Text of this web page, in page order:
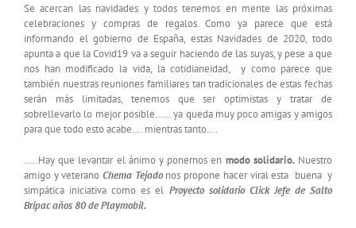
Se acercan las navidades y todos tenemos en mente las próximas
celebraciones y compras de regalos. Como ya parece que está
informando el gobierno de España, estas Navidades de 2020, todo
apunta a que la Covid19 va a seguir haciendo de las suyas, y pese a que
nos han modificado la vida, la cotidianeidad, y como parece que
también nuestras reuniones familiares tan tradicionales de estas fechas
serán más limitadas, tenemos que ser optimistas y tratar de
sobrellevarlo lo mejor posible…… ya queda muy poco amigas y amigos
para que todo esto acabe…. mientras tanto….
…..Hay que levantar el ánimo y ponernos en modo solidario.Nuestro
amigo y veteranoChema Tejadonos propone hacer viral esta buena y
simpática iniciativa como es el Proyecto solidario Click Jefe de Salto
Bripac años 80 de Playmobil.